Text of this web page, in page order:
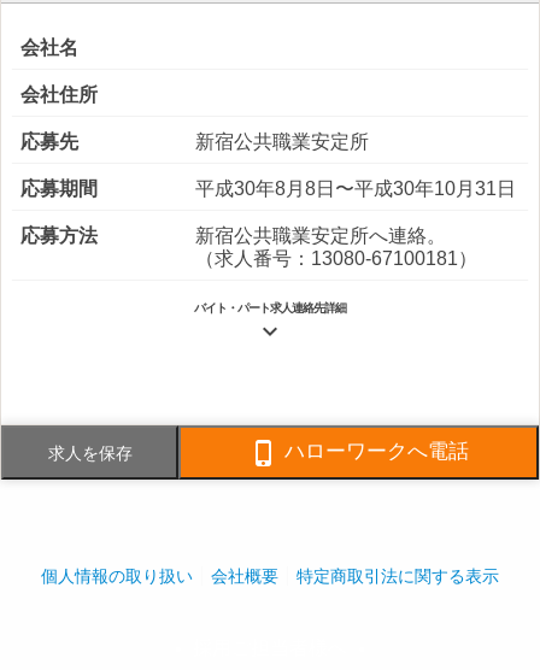
会社名
会社住所
応募先 新宿公共職業安定所
応募期間 平成30年8月8日〜平成30年10月31日
応募方法
新宿公共職業安定所へ連絡。
（求人番号：13080-67100181）
バイト・パート求人連絡先詳細

事業内容
・マンション管理事業 ・ビル管理
事業 ・不動産管理事業 ・営繕工
社員数 企業全体:12,090人
求人を保存  ハローワークへ電話
個人情報の取り扱い 会社概要 特定商取引法に関する表示